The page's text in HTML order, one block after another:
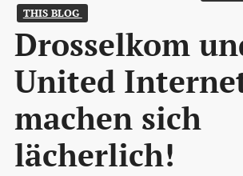
THIS BLOG
Drosselkom
United
machen sich
lächerlich!